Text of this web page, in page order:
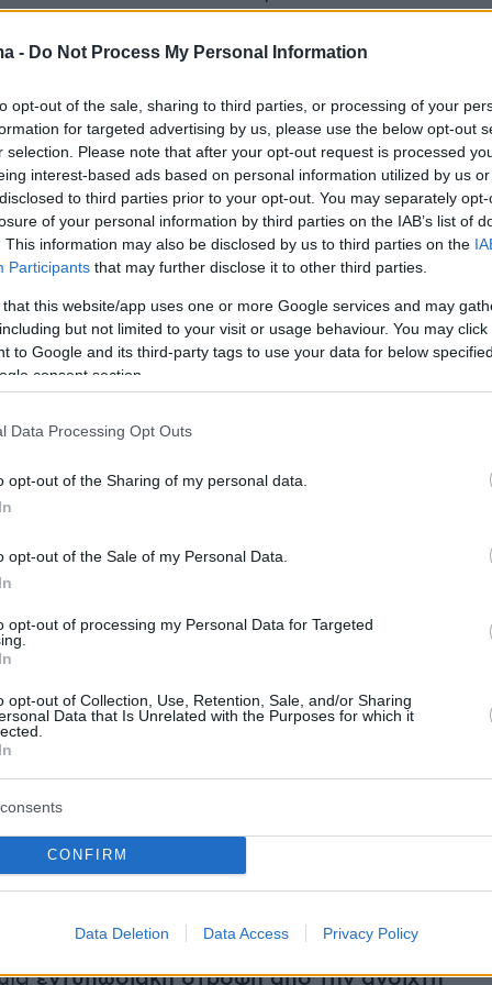
- Do Not Process My Personal Information
opt-out of the sale, sharing to third parties, or processing of your
for targeted advertising by us, please use the below opt-out
selection. Please note that after your opt-out request is processed
interest-based ads based on personal information utilized by us
to third parties prior to your opt-out. You may separately
of your personal information by third parties on the IAB’s list of
This information may also be disclosed by us to third parties on the
Participants that may further disclose it to other third parties.
that this website/app uses one or more Google services and may
but not limited to your visit or usage behaviour. You may
to Google and its third-party tags to use your data for below
consent section.
Data Processing Opt Outs
opt-out of the Sharing of my personal data.
opt-out of the Sale of my Personal Data.
opt-out of processing my Personal Data for Targeted
opt-out of Collection, Use, Retention, Sale, and/or Sharing
Data that Is Unrelated with the Purposes for which it
CONFIRM
Data Deletion Data Access Privacy Policy
συμφωνήθηκε ως αντάλλαγμα για την παύση
εάν τα κεφάλαια που προορίζονται για
στα ΗΑΕ ή προέρχονται από
του Ιράν που έχουν παραμείνει δεσμευμένοι
διάστημα στο τραπεζικό σύστημα των
των ΗΑΕ, στον οποίο ζητήθηκε να σχολιάσει
δήλωσε ότι η χώρα προσπαθεί να αμβλύνει
να προωθήσει την ειρήνη.
αποκλιμάκωσης και τη μείωση των εντάσεων
περιοχή, προωθώντας παράλληλα τη
ανέφερε και πρόσθεσε ότι η
τις προσπάθειες, μεταξύ τους εκείνες που
λαών της περιοχής από τις επιπτώσεις των
ο Αμερικανός αντιπρόεδροςΤζέι Ντι
θα αποδεσμευθούν κεφάλαια προς το Ιράν
συμφωνία έχει δομηθεί έτσι ώστε να
ότι τα οικονομικά οφέλη θα απορρεύσουν
εφόσον αυτή εκπληρώσει τις υποχρεώσεις
όπως σχολιάζει το Reuters, η συμφωνία
εντυπωσιακή στροφή από την ανοιχτή